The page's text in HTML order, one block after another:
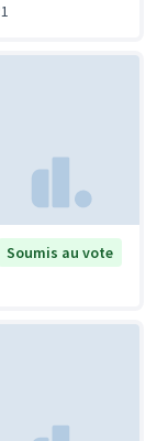
1
Soumis au vote